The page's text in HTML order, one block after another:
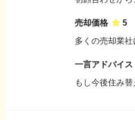
売却価格
5
一言アドバイス